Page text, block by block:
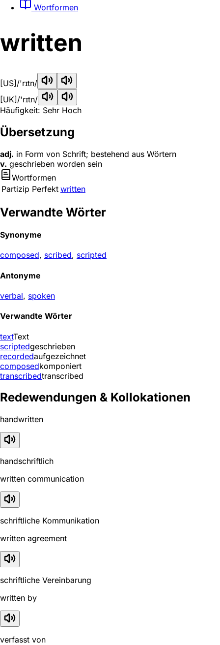
Wortformen
written
[US] /'rɪtn/
[UK] /'rɪtn/
Häufigkeit: Sehr Hoch
Übersetzung
adj. in Form von Schrift; bestehend aus Wörtern
v. geschrieben worden sein
Wortformen
Partizip Perfekt written
Verwandte Wörter
Synonyme
composed, scribed, scripted
Antonyme
verbal, spoken
Verwandte Wörter
textText
scriptedgeschrieben
recordedaufgezeichnet
composedkomponiert
transcribedtranscribed
Redewendungen & Kollokationen
handwritten
handschriftlich
written communication
schriftliche Kommunikation
written agreement
schriftliche Vereinbarung
written by
verfasst von